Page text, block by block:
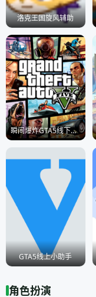
洛克王国旋风辅助
瞬间爆炸GTA5线下修改器
GTA5线上小助手
角色扮演